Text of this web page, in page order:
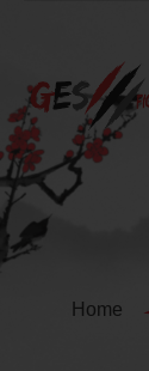
Home